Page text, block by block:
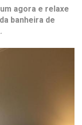
agora e relaxe
banheira de